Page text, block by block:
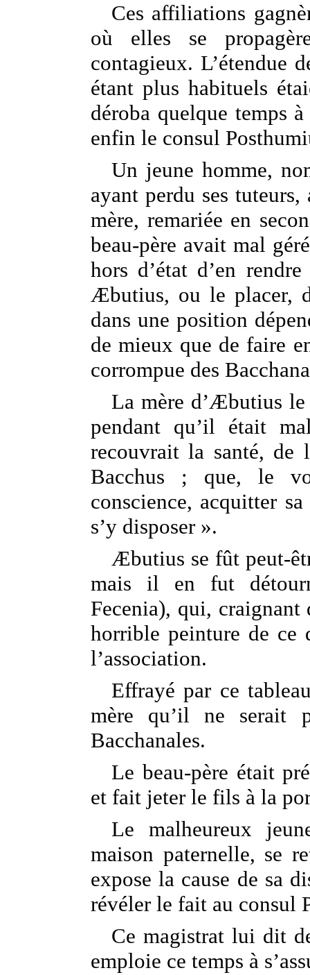
Ces affiliations
où elles se
contagieux. L’étendue
étant plus habituels
déroba quelque temps
enfin le consul
Un jeune homme,
ayant perdu ses
mère, remariée en
beau-père avait mal
hors d’état d’en
Æbutius, ou le placer,
dans une position
de mieux que de faire
corrompue des
La mère d’Æbutius
pendant qu’il était
recouvrait la santé, de
Bacchus ; que, le
conscience, acquitter
s’y disposer ».
Æbutius se fût peut-
mais il en fut
Fecenia), qui,
horrible peinture de ce
l’association.
Effrayé par ce
mère qu’il ne serait
Bacchanales.
Le beau-père était
et fait jeter le fils à la
Le malheureux
maison paternelle, se
expose la cause de sa
révéler le fait au consul
Ce magistrat lui dit
emploie ce temps à